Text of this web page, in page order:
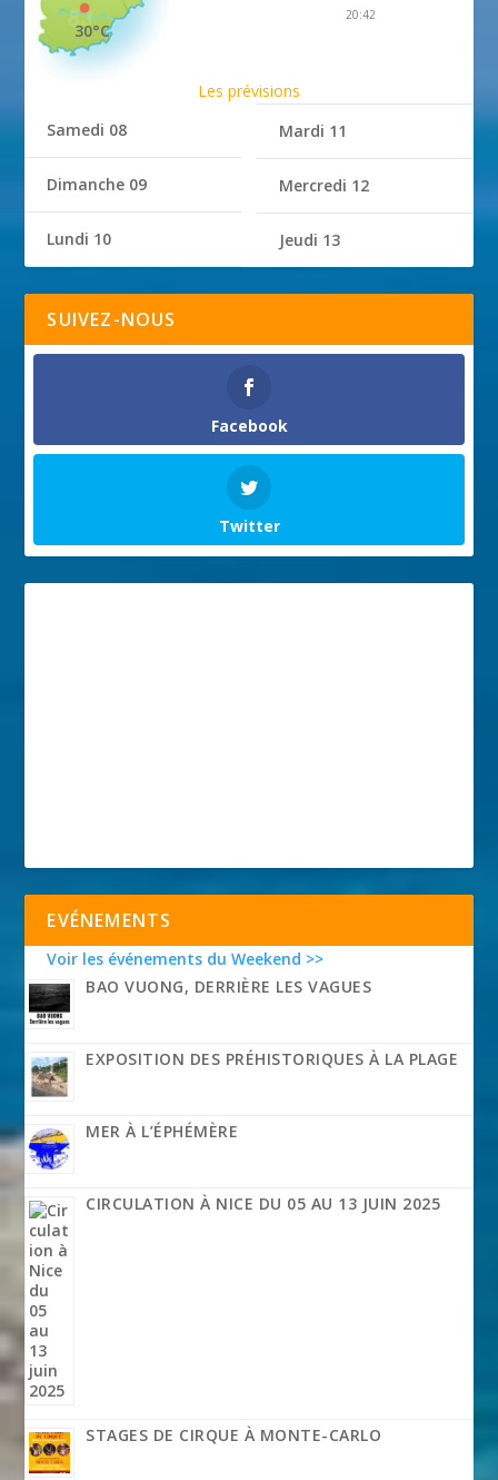
30°C
20:42
Les prévisions
Samedi 08
Dimanche 09
Lundi 10
Mardi 11
Mercredi 12
Jeudi 13
SUIVEZ-NOUS
Facebook
Twitter
EVÉNEMENTS
Voir les événements du Weekend >>
BAO VUONG, DERRIÈRE LES VAGUES
EXPOSITION DES PRÉHISTORIQUES À LA PLAGE
MER À L’ÉPHÉMÈRE
CIRCULATION À NICE DU 05 AU 13 JUIN 2025
STAGES DE CIRQUE À MONTE-CARLO